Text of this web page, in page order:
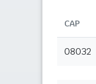
CAP
08032